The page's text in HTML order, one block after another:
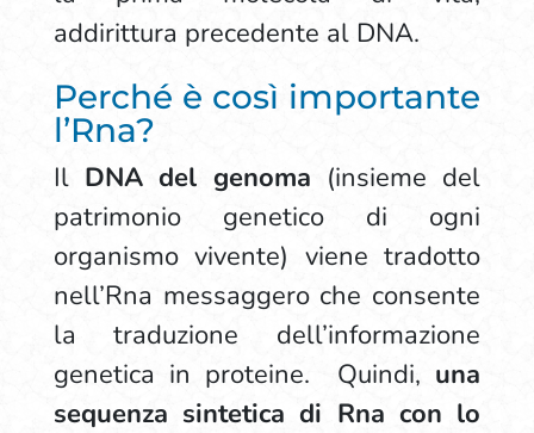
addirittura precedente al DNA.
Perché è così importante
l’Rna?
Il DNA del genoma (insieme del
patrimonio genetico di ogni
organismo vivente) viene tradotto
nell’Rna messaggero che consente
la traduzione dell’informazione
genetica in proteine. Quindi, una
sequenza sintetica di Rna con lo